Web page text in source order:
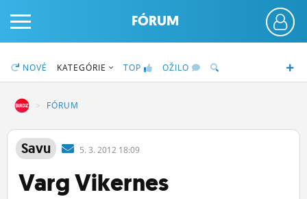
PRIHLÁS SA
ČINŽIAK
FÓRUM
NOVÉ KATEGÓRIE TOP OŽILO
FÓRUM
Savu 5. 3. 2012 18:09
Varg Vikernes